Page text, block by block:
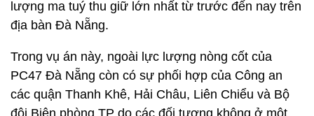
lượng ma tuý thu giữ lớn nhất từ trước đến nay trên
địa bàn Đà Nẵng.
Trong vụ án này, ngoài lực lượng nòng cốt của
PC47 Đà Nẵng còn có sự phối hợp của Công an
các quận Thanh Khê, Hải Châu, Liên Chiểu và Bộ
đội Biên phòng TP do các đối tượng không ở một